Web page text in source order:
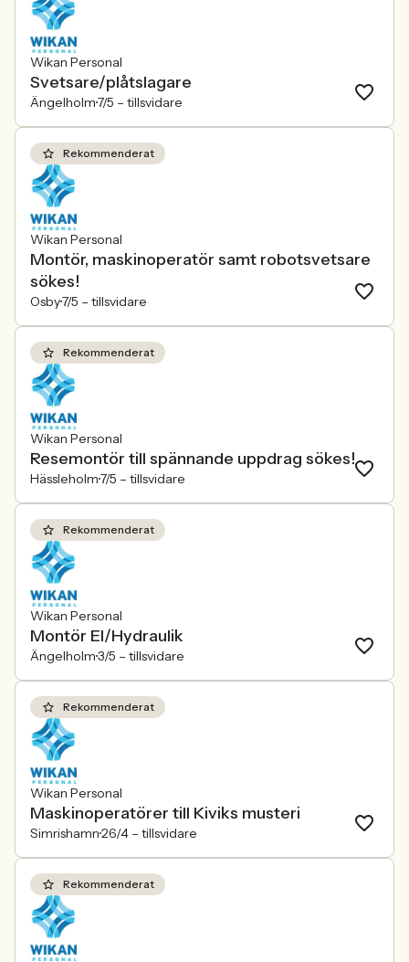
Wikan Personal
Svetsare/plåtslagare
Ängelholm7/5 – tillsvidare
Rekommenderat
Wikan Personal
Montör, maskinoperatör samt robotsvetsare
sökes!
Osby7/5 – tillsvidare
Rekommenderat
Wikan Personal
Resemontör till spännande uppdrag sökes!
Hässleholm7/5 – tillsvidare
Rekommenderat
Wikan Personal
Montör El/Hydraulik
Ängelholm3/5 – tillsvidare
Rekommenderat
Wikan Personal
Maskinoperatörer till Kiviks musteri
Simrishamn26/4 – tillsvidare
Rekommenderat